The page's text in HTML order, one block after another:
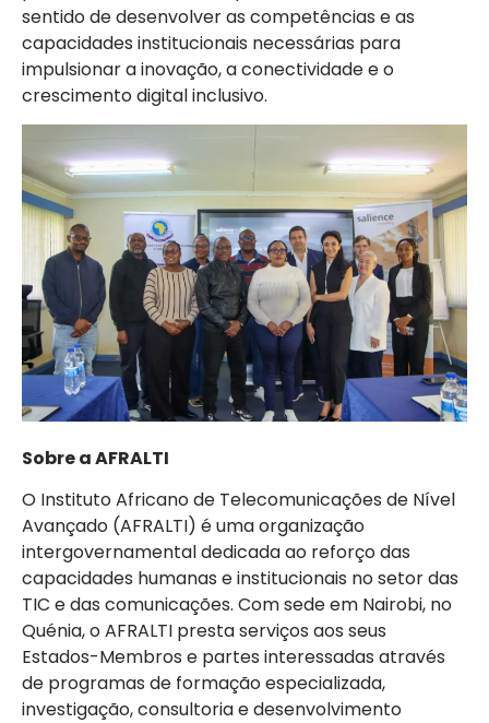
sentido de desenvolver as competências e as
capacidades institucionais necessárias para
impulsionar a inovação, a conectividade e o
crescimento digital inclusivo.
Sobre a AFRALTI
O Instituto Africano de Telecomunicações de Nível
Avançado (AFRALTI) é uma organização
intergovernamental dedicada ao reforço das
capacidades humanas e institucionais no setor das
TIC e das comunicações. Com sede em Nairobi, no
Quénia, o AFRALTI presta serviços aos seus
Estados-Membros e partes interessadas através
de programas de formação especializada,
investigação, consultoria e desenvolvimento